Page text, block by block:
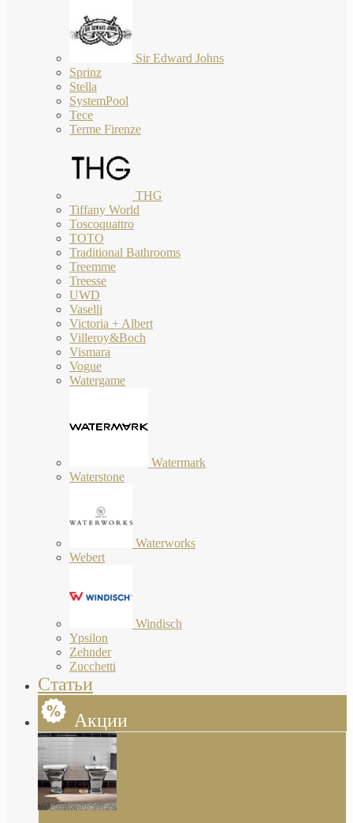
Sir Edward Johns
Sprinz
Stella
SystemPool
Tece
Terme Firenze
THG
Tiffany World
Toscoquattro
TOTO
Traditional Bathrooms
Treemme
Treesse
UWD
Vaselli
Victoria + Albert
Villeroy&Boch
Vismara
Vogue
Watergame
Watermark
Waterstone
Waterworks
Webert
Windisch
Ypsilon
Zehnder
Zucchetti
Статьи
Акции